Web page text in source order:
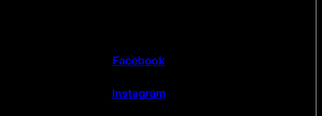
Facebook
Instagram